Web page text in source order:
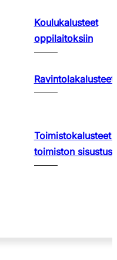
Koulukalusteet
oppilaitoksiin
Ravintolakalusteet
Toimistokalusteet
toimiston sisustus